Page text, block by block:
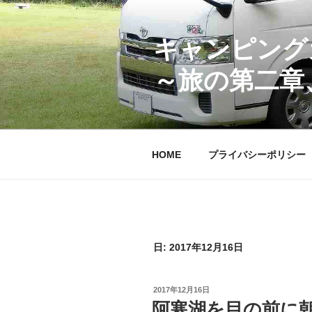
コ
テ
ン
ツ
へ
ス
キ
キャンピン
～旅の第二
HOME プライバシーポリシー
日: 2017年12月16日
投
稿
2017年12月16日